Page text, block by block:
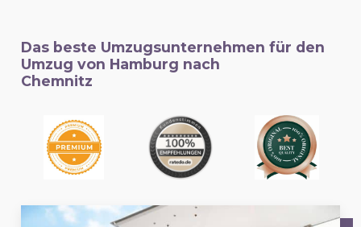
Das beste Umzugsunternehmen für den
Umzug von Hamburg nach
Chemnitz